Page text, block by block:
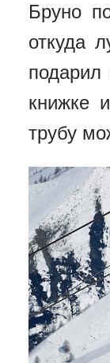
Бруно
откуда
подарил
книжке
трубу